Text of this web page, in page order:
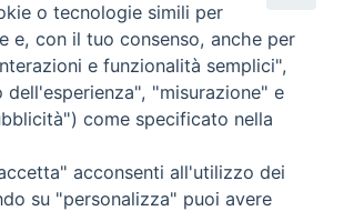
2019 - Tutti i diritti riservati - Vita
o tecnologie simili per
e, con il tuo consenso, anche per
e funzionalità semplici",
dell'esperienza", "misurazione" e
come specificato nella
acconsenti all'utilizzo dei
su "personalizza" puoi avere